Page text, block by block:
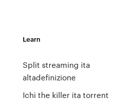
Learn
Split streaming ita
altadefinizione
Ichi the killer ita torrent